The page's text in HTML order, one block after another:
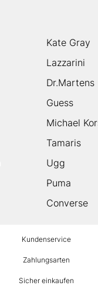
Kate Gray
Lazzarini
Dr.Martens
Guess
Michael
Tamaris
Ugg
Puma
Converse
Kundenservice
Zahlungsarten
Sicher einkaufen